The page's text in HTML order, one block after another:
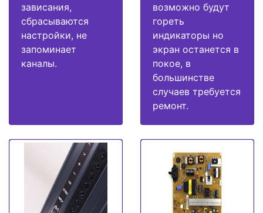
зависания,
сбрасываются
настройки, не
запоминает
каналы.
возможно будут
гореть
индикаторы но
экран останется в
покое, в
большинстве
случаев требуется
ремонт.